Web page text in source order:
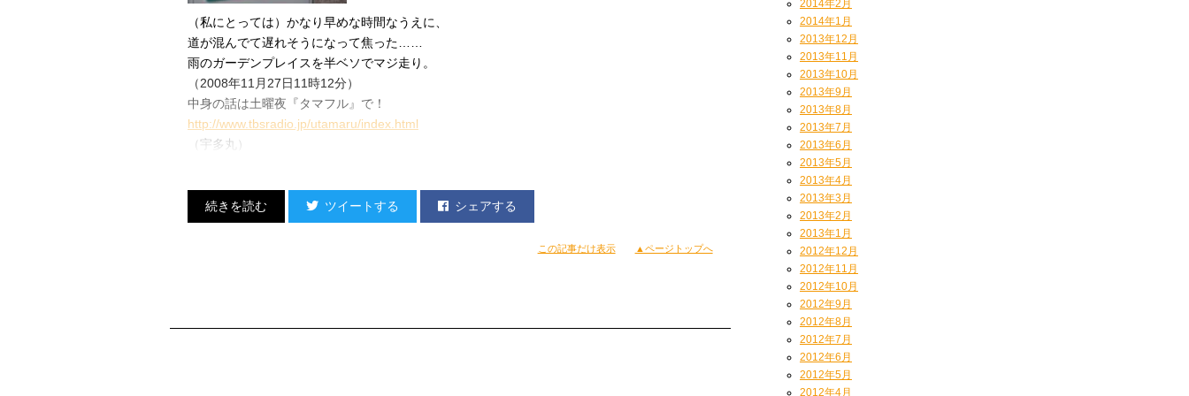
（私にとっては）かなり早めな時間なうえに、
道が混んでて遅れそうになって焦った……
雨のガーデンプレイスを半ベソでマジ走り。
（2008年11月27日11時12分）
中身の話は土曜夜『タマフル』で！
http://www.tbsradio.jp/utamaru/index.html
（宇多丸）
ツイートする シェアする
この記事だけ表示 ▲ページトップへ
2014年2月
2014年1月
2013年12月
2013年11月
2013年10月
2013年9月
2013年8月
2013年7月
2013年6月
2013年5月
2013年4月
2013年3月
2013年2月
2013年1月
2012年12月
2012年11月
2012年10月
2012年9月
2012年8月
2012年7月
2012年6月
2012年5月
2012年4月